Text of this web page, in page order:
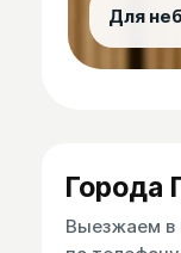
Для
Города
Выезжаем в